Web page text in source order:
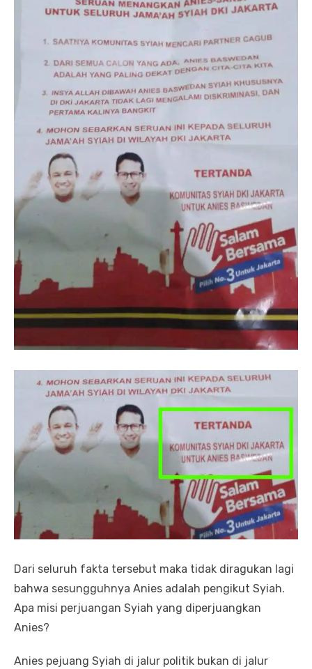
Dari seluruh fakta tersebut maka tidak diragukan lagi
bahwa sesungguhnya Anies adalah pengikut Syiah.
Apa misi perjuangan Syiah yang diperjuangkan
Anies?
Anies pejuang Syiah di jalur politik bukan di jalur